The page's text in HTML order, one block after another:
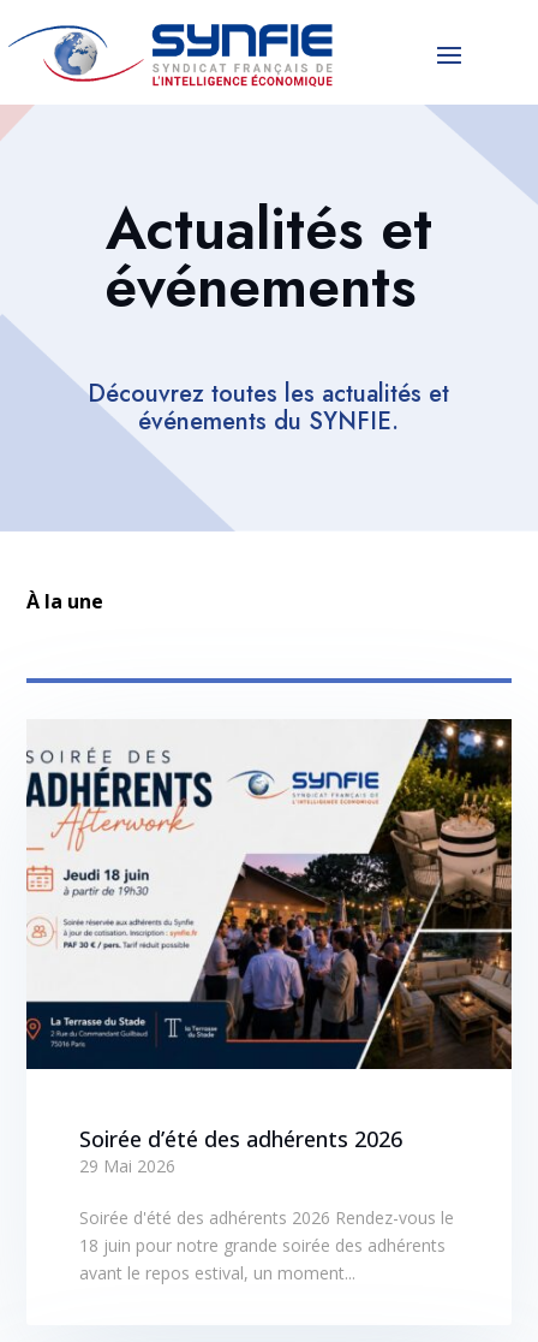
Actualités et
événements
Découvrez toutes les actualités et
événements du SYNFIE.
À la une
Soirée d’été des adhérents 2026
29 Mai 2026
Soirée d'été des adhérents 2026 Rendez-vous le
18 juin pour notre grande soirée des adhérents
avant le repos estival, un moment...